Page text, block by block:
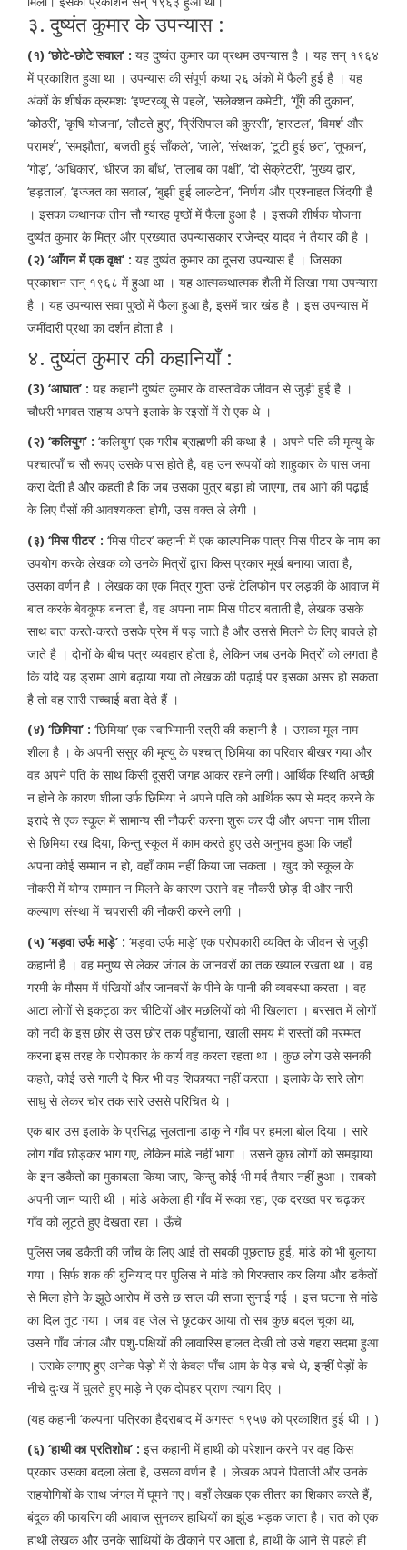
३. दुष्यंत कुमार के उपन्यास :
(१) ‘छोटे-छोटे सवाल’ : यह दुष्यंत कुमार का प्रथम उपन्यास है । यह सन् १९६४
में प्रकाशित हुआ था । उपन्यास की संपूर्ण कथा २६ अंकों में फैली हुई है । यह
अंकों के शीर्षक क्रमशः ‘इण्टरव्यू से पहले’, ‘सलेक्शन कमेटी’, ‘गूँगे की दुकान’,
‘कोठरी’, ‘कृषि योजना’, ‘लौटते हुए’, ‘प्रिंसिपाल की कुरसी’, ‘हास्टल’, ‘विमर्श और
परामर्श’, ‘समझौता’, ‘बजती हुई साँकले’, ‘जाले’, ‘संरक्षक’, ‘टूटी हुई छत’, ‘तूफान’,
‘गोड़’, ‘अधिकार’, ‘धीरज का बाँध’, ‘तालाब का पक्षी’, ‘दो सेक्रेटरी’, ‘मुख्य द्वार’,
‘हड़ताल’, ‘इज्जत का सवाल’, ‘बुझी हुई लालटेन’, ‘निर्णय और प्रश्नाहत जिंदगी’ है
। इसका कथानक तीन सौ ग्यारह पृष्ठों में फैला हुआ है । इसकी शीर्षक योजना
दुष्यंत कुमार के मित्र और प्रख्यात उपन्यासकार राजेन्द्र यादव ने तैयार की है ।
(२) ‘आँगन में एक वृक्ष’ : यह दुष्यंत कुमार का दूसरा उपन्यास है । जिसका
प्रकाशन सन् १९६८ में हुआ था । यह आत्मकथात्मक शैली में लिखा गया उपन्यास
है । यह उपन्यास सवा पुष्ठों में फैला हुआ है, इसमें चार खंड है । इस उपन्यास में
जमींदारी प्रथा का दर्शन होता है ।
४. दुष्यंत कुमार की कहानियाँ :
(3) ‘आघात’ : यह कहानी दुष्यंत कुमार के वास्तविक जीवन से जुड़ी हुई है ।
चौधरी भगवत सहाय अपने इलाके के रइसों में से एक थे ।
(२) ‘कलियुग’ : ‘कलियुग’ एक गरीब ब्राह्मणी की कथा है । अपने पति की मृत्यु के
पश्चात्पाँ च सौ रूपए उसके पास होते है, वह उन रूपयों को शाहुकार के पास जमा
करा देती है और कहती है कि जब उसका पुत्र बड़ा हो जाएगा, तब आगे की पढ़ाई
के लिए पैसों की आवश्यकता होगी, उस वक्त ले लेगी ।
(३) ‘मिस पीटर’ : ‘मिस पीटर’ कहानी में एक काल्पनिक पात्र मिस पीटर के नाम का
उपयोग करके लेखक को उनके मित्रों द्वारा किस प्रकार मूर्ख बनाया जाता है,
उसका वर्णन है । लेखक का एक मित्र गुप्ता उन्हें टेलिफोन पर लड़की के आवाज में
बात करके बेवकूफ बनाता है, वह अपना नाम मिस पीटर बताती है, लेखक उसके
साथ बात करते-करते उसके प्रेम में पड़ जाते है और उससे मिलने के लिए बावले हो
जाते है । दोनों के बीच पत्र व्यवहार होता है, लेकिन जब उनके मित्रों को लगता है
कि यदि यह ड्रामा आगे बढ़ाया गया तो लेखक की पढ़ाई पर इसका असर हो सकता
है तो वह सारी सच्चाई बता देते हैं ।
(४) ‘छिमिया’ : ‘छिमिया’ एक स्वाभिमानी स्त्री की कहानी है । उसका मूल नाम
शीला है । के अपनी ससुर की मृत्यु के पश्चात् छिमिया का परिवार बीखर गया और
वह अपने पति के साथ किसी दूसरी जगह आकर रहने लगी। आर्थिक स्थिति अच्छी
न होने के कारण शीला उर्फ छिमिया ने अपने पति को आर्थिक रूप से मदद करने के
इरादे से एक स्कूल में सामान्य सी नौकरी करना शुरू कर दी और अपना नाम शीला
से छिमिया रख दिया, किन्तु स्कूल में काम करते हुए उसे अनुभव हुआ कि जहाँ
अपना कोई सम्मान न हो, वहाँ काम नहीं किया जा सकता । खुद को स्कूल के
नौकरी में योग्य सम्मान न मिलने के कारण उसने वह नौकरी छोड़ दी और नारी
कल्याण संस्था में ‘चपरासी की नौकरी करने लगी ।
(५) ‘मड़वा उर्फ माड़े’ : ‘मड़वा उर्फ माड़े’ एक परोपकारी व्यक्ति के जीवन से जुड़ी
कहानी है । वह मनुष्य से लेकर जंगल के जानवरों का तक ख्याल रखता था । वह
गरमी के मौसम में पंखियों और जानवरों के पीने के पानी की व्यवस्था करता । वह
आटा लोगों से इकट्ठा कर चीटियों और मछलियों को भी खिलाता । बरसात में लोगों
को नदी के इस छोर से उस छोर तक पहुँचाना, खाली समय में रास्तों की मरम्मत
करना इस तरह के परोपकार के कार्य वह करता रहता था । कुछ लोग उसे सनकी
कहते, कोई उसे गाली दे फिर भी वह शिकायत नहीं करता । इलाके के सारे लोग
साधु से लेकर चोर तक सारे उससे परिचित थे ।
एक बार उस इलाके के प्रसिद्ध सुलताना डाकु ने गाँव पर हमला बोल दिया । सारे
लोग गाँव छोड़कर भाग गए, लेकिन मांडे नहीं भागा । उसने कुछ लोगों को समझाया
के इन डकैतों का मुकाबला किया जाए, किन्तु कोई भी मर्द तैयार नहीं हुआ । सबको
अपनी जान प्यारी थी । मांडे अकेला ही गाँव में रूका रहा, एक दरख्त पर चढ़कर
गाँव को लूटते हुए देखता रहा । ऊँचे
पुलिस जब डकैती की जाँच के लिए आई तो सबकी पूछताछ हुई, मांडे को भी बुलाया
गया । सिर्फ शक की बुनियाद पर पुलिस ने मांडे को गिरफ्तार कर लिया और डकैतों
से मिला होने के झूठे आरोप में उसे छ साल की सजा सुनाई गई । इस घटना से मांडे
का दिल तूट गया । जब वह जेल से छूटकर आया तो सब कुछ बदल चूका था,
उसने गाँव जंगल और पशु-पक्षियों की लावारिस हालत देखी तो उसे गहरा सदमा हुआ
। उसके लगाए हुए अनेक पेड़ो में से केवल पाँच आम के पेड़ बचे थे, इन्हीं पेड़ों के
नीचे दुःख में घुलते हुए माड़े ने एक दोपहर प्राण त्याग दिए ।
(यह कहानी ‘कल्पना’ पत्रिका हैदराबाद में अगस्त १९५७ को प्रकाशित हुई थी । )
(६) ‘हाथी का प्रतिशोध’ : इस कहानी में हाथी को परेशान करने पर वह किस
प्रकार उसका बदला लेता है, उसका वर्णन है । लेखक अपने पिताजी और उनके
सहयोगियों के साथ जंगल में घूमने गए। वहाँ लेखक एक तीतर का शिकार करते हैं,
बंदूक की फायरिंग की आवाज सुनकर हाथियों का झुंड भड़क जाता है। रात को एक
हाथी लेखक और उनके साथियों के ठीकाने पर आता है, हाथी के आने से पहले ही